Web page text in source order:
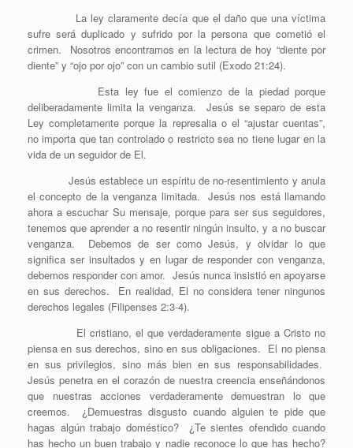
La ley claramente decía que el daño que una víctima
sufre será duplicado y sufrido por la persona que cometió el
crimen. Nosotros encontramos en la lectura de hoy “diente por
diente” y “ojo por ojo” con un cambio sutil (Exodo 21:24).
Esta ley fue el comienzo de la piedad porque
deliberadamente limita la venganza. Jesús se separo de esta
Ley completamente porque la represalia o el “ajustar cuentas”,
no importa que tan controlado o restricto sea no tiene lugar en la
vida de un seguidor de El.
Jesús establece un espíritu de no-resentimiento y anula
el concepto de la venganza limitada. Jesús nos está llamando
ahora a escuchar Su mensaje, porque para ser sus seguidores,
tenemos que aprender a no resentir ningún insulto, y a no buscar
venganza. Debemos de ser como Jesús, y olvidar lo que
significa ser insultados y en lugar de responder con venganza,
debemos responder con amor. Jesús nunca insistió en apoyarse
en sus derechos. En realidad, El no considera tener ningunos
derechos legales (Filipenses 2:3-4).
El cristiano, el que verdaderamente sigue a Cristo no
piensa en sus derechos, sino en sus obligaciones. El no piensa
en sus privilegios, sino más bien en sus responsabilidades.
Jesús penetra en el corazón de nuestra creencia enseñándonos
que nuestras acciones verdaderamente demuestran lo que
creemos. ¿Demuestras disgusto cuando alguien te pide que
hagas algún trabajo doméstico? ¿Te sientes ofendido cuando
has hecho un buen trabajo y nadie reconoce lo que has hecho?